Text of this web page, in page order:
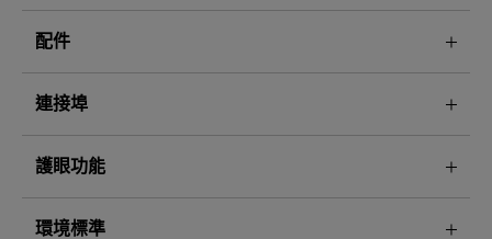
配件
連接埠
護眼功能
環境標準